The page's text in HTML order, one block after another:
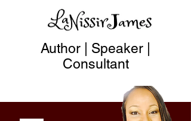
Author | Speaker |
Consultant